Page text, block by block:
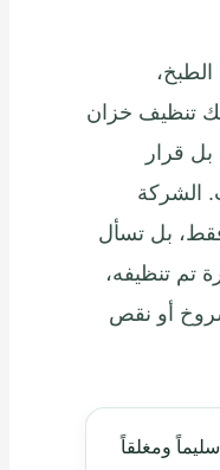
تنظيف خزان
قرار
الشركة
فقط، بل تسأل
تم تنظيفه،
أو نقص
ومغلقاً